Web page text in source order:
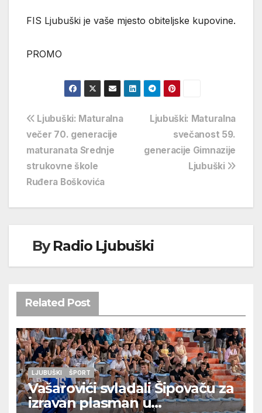
Ljubuškom
FIS Ljubuški je vaše mjesto obiteljske kupovine.
PROMO
Navigacija
objava
Ljubuški: Maturalna
svečanost 59.
generacije Gimnazije
Ljubuški
Ljubuški: Maturalna
večer 70. generacije
maturanata Srednje
strukovne škole
Ruđera Boškovića
ByRadio Ljubuški
Related Post
LJUBUŠKI ŠPORT
Vašarovići svladali Šipovaču za
izravan plasman u